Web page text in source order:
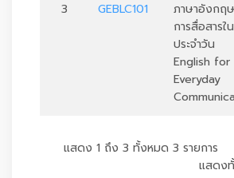
3 GEBLC101
ภาษาอังกฤ
การสื่อสารใ
ประจำวัน
English for
Everyday
แสดง 1 ถึง 3 ทั้งหมด 3 รายการ
แสดง